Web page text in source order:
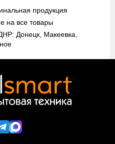
продукция
на все товары
Донецк, Макеевка,